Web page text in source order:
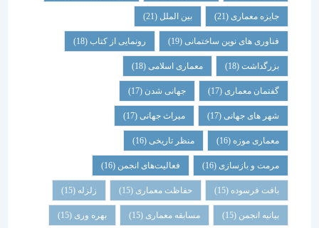
جایزه معماری (21) بین الملل(21)
فناوری های نوین ساختمانی(19) رونمایی از کتاب (18)
بزرگداشت (18) معماری اسلامی(18)
گفتمان معماری (17) جهانی شدن(17)
شهر های جهانی(17) میراث جهانی(17)
معماری موزه(16) منظر تاریخی (16)
مرمت و بازسازی(16) فعالیت‌های انجمن(16)
بافت فرسوده (15) حفاظت معماری (15) زلزله
بیانیه انجمن(15) مسابقه معماری (15) بهره وری(15)